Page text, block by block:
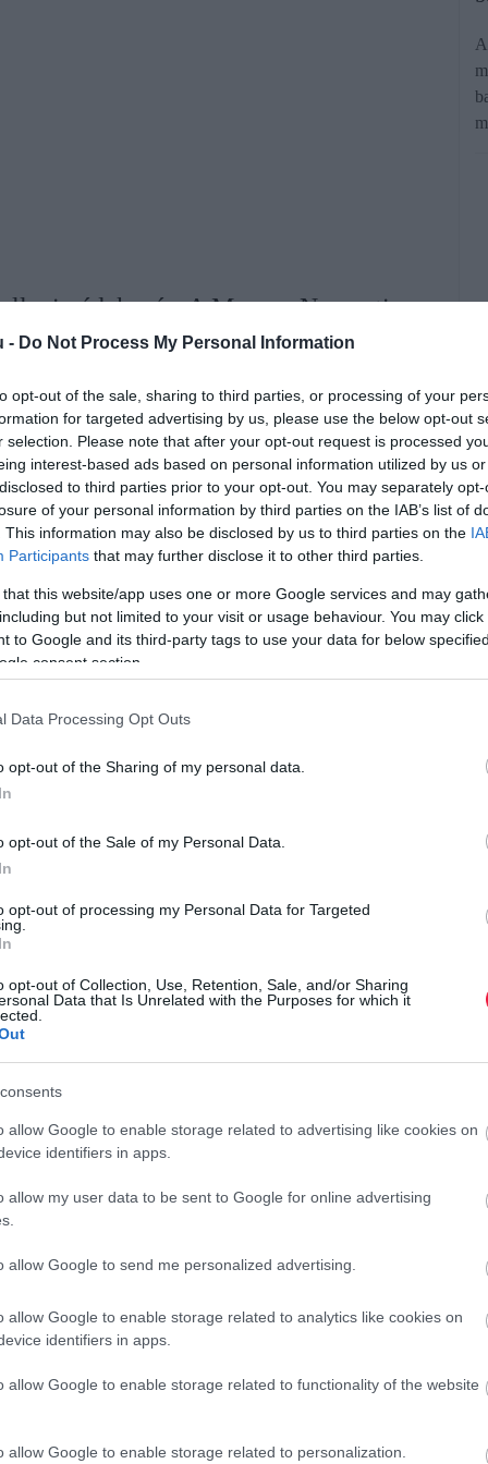
- Do Not Process My Personal Information
opt-out of the sale, sharing to third parties, or processing of your
for targeted advertising by us, please use the below opt-out
selection. Please note that after your opt-out request is processed
interest-based ads based on personal information utilized by us
to third parties prior to your opt-out. You may separately
of your personal information by third parties on the IAB’s list of
This information may also be disclosed by us to third parties on the
Participants that may further disclose it to other third parties.
that this website/app uses one or more Google services and may
but not limited to your visit or usage behaviour. You may
to Google and its third-party tags to use your data for below
consent section.
Data Processing Opt Outs
opt-out of the Sharing of my personal data.
opt-out of the Sale of my Personal Data.
opt-out of processing my Personal Data for Targeted
opt-out of Collection, Use, Retention, Sale, and/or Sharing
Data that Is Unrelated with the Purposes for which it
allow Google to enable storage related to advertising like cookies on
identifiers in apps.
allow my user data to be sent to Google for online advertising
allow Google to send me personalized advertising.
allow Google to enable storage related to analytics like cookies on
identifiers in apps.
allow Google to enable storage related to functionality of the website
allow Google to enable storage related to personalization.
védekezés. A Magyar Nemzeti
2025. negyedik negyedévében
regisztráltak, ami 2022. óta a
közel harmadával alacsonyabb
mért 5 394 esetnél.
forrásként a Google Keresőben!
4,17 milliárd forintra csökkent az egy évvel korábbi
meg - írja aBiztosdöntés.hu. (Így az egy esetre vetített
a 2025 júliusától működő Központi Visszaélésszűrő
A rendszer indulása óta minden negyedévben 40
sikerrel támadócsalási esetekszámában.
által ténylegesen viselt kár aránya jelentősen csökkent.
darabszámban már csak 37,9 százaléka végződött
alá csökkent az az arány, amelyet az ügyfeleknek
minden 100 forintnyi támadott összegből közel
ki a szakértő. Ez különösen jelentős teljesítmény annak
megtévesztett ügyfél aktív közreműködésével tudják a
le átlagban a bankkártyás csalók
érkeznek
kiberbűnözők,akik a legnagyobb hazai energiaszolgáltató
épül: a címzettek olyan SMS-üzeneteket kapnak,
rendezését követelik. A csalók nem válogatnak az
áramszolgáltatás azonnali kikapcsolását helyezik
késztet.